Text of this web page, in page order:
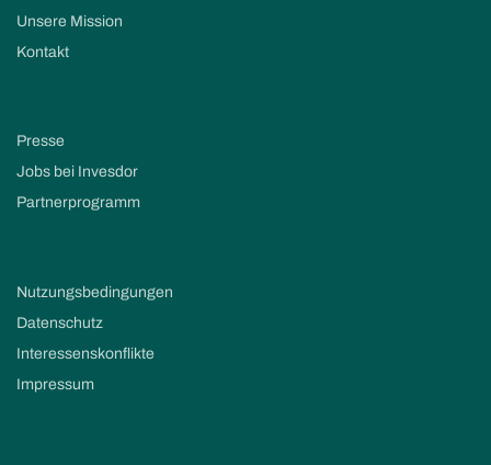
Unsere Mission
Kontakt
Presse
Jobs bei Invesdor
Partnerprogramm
Nutzungsbedingungen
Datenschutz
Interessenskonflikte
Impressum